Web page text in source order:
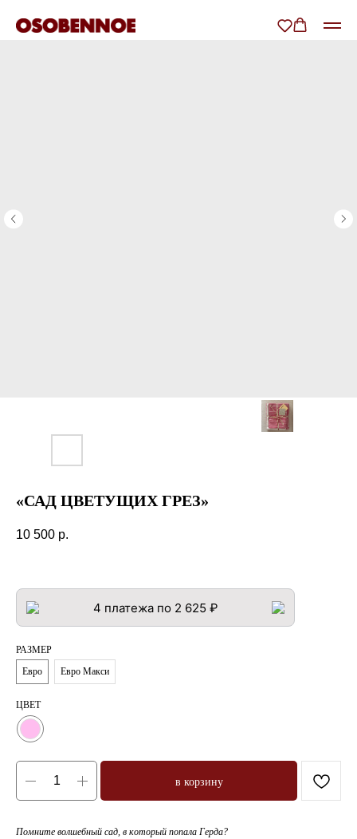
«САД ЦВЕТУЩИХ ГРЕЗ»
10 500 р.
4 платежа по 2 625 ₽
РАЗМЕР
Евро
Евро Макси
ЦВЕТ
в корзину
Помните волшебный сад, в который попала Герда?